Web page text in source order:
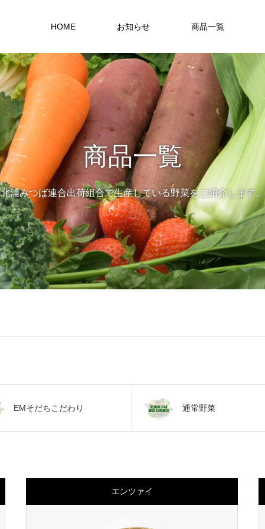
HOME お知らせ 商品一覧
商品一覧
北浦みつば連合出荷組合で生産している野菜をご紹介します。
EMそだちこだわり 通常野菜
エンツァイ